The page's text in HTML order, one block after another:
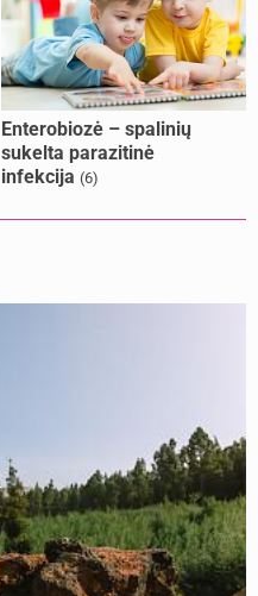
Enterobiozė – spalinių
sukelta parazitinė
infekcija (6)